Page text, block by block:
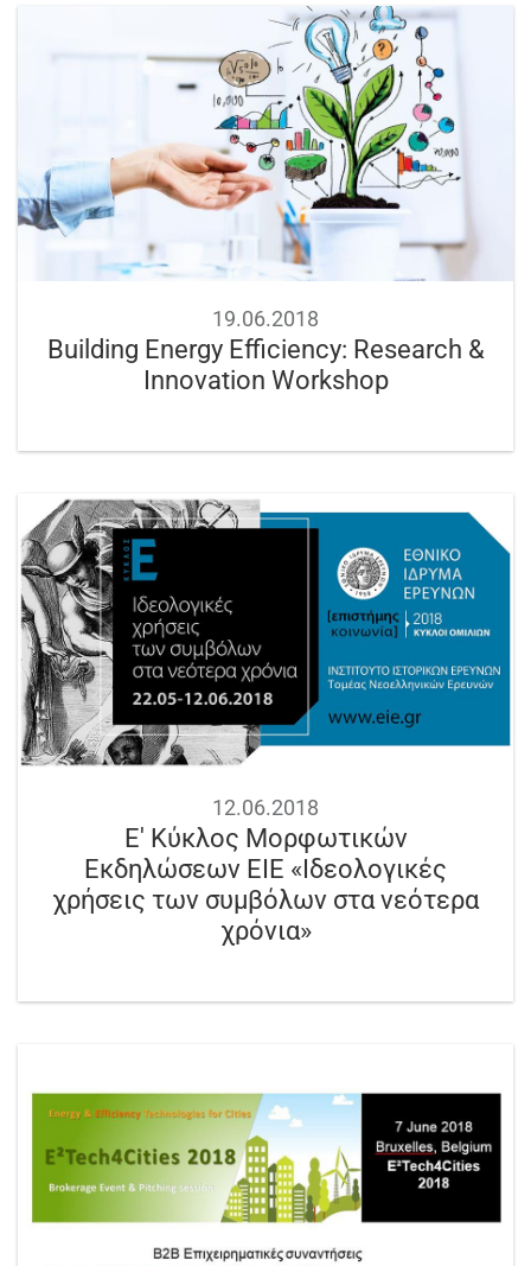
19.06.2018
Building Energy Efficiency: Research &
Innovation Workshop
12.06.2018
Ε' Κύκλος Μορφωτικών
Εκδηλώσεων ΕΙΕ «Ιδεολογικές
χρήσεις των συμβόλων στα νεότερα
χρόνια»